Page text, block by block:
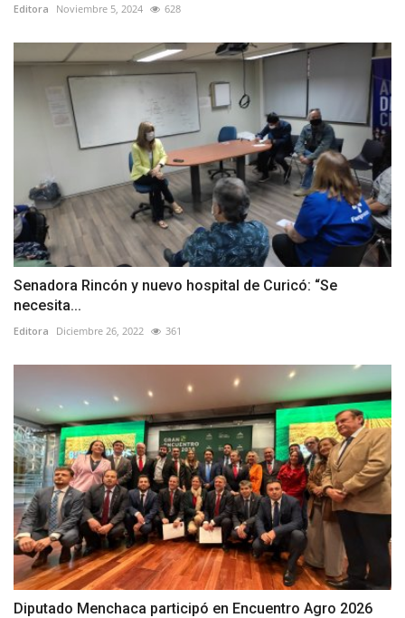
Editora Noviembre 5, 2024 628
Senadora Rincón y nuevo hospital de Curicó: “Se
necesita...
Editora Diciembre 26, 2022 361
Diputado Menchaca participó en Encuentro Agro 2026